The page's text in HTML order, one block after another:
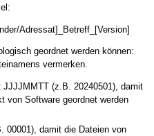
Adressat]_Betreff_[Version]
geordnet werden können:
vermerken.
JJJJMMTT (z.B. 20240501), damit
von Software geordnet werden
00001), damit die Dateien von